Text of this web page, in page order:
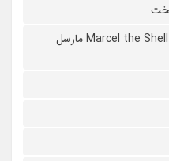
دانلود فیلم Marcel the Shell with Shoes On 2021 مارسل